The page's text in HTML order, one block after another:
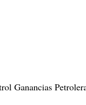
Ganancias